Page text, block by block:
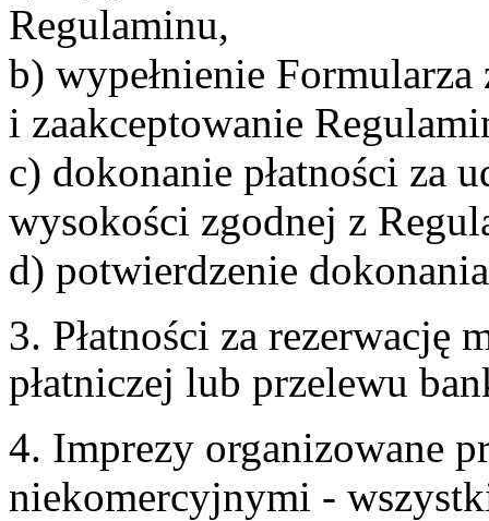
Regulaminu,
b) wypełnienie Formularza
i zaakceptowanie
c) dokonanie płatności za
wysokości zgodnej z
d) potwierdzenie
3. Płatności za rezerwację
płatniczej lub przelewu
4. Imprezy organizowane
niekomercyjnymi -